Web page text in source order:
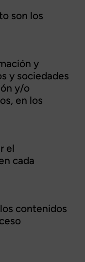
son los
y
y sociedades
y/o
en los
el
cada
contenidos